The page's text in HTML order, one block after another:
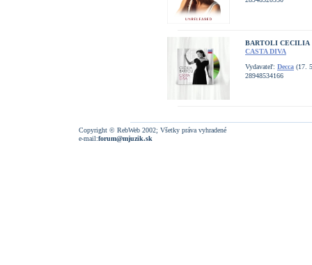
BARTOLI CECILIA
CASTA DIVA
Vydavateľ: Decca (17.
28948534166
Copyright © RebWeb 2002; Všetky práva vyhradené
e-mail:forum@mjuzik.sk